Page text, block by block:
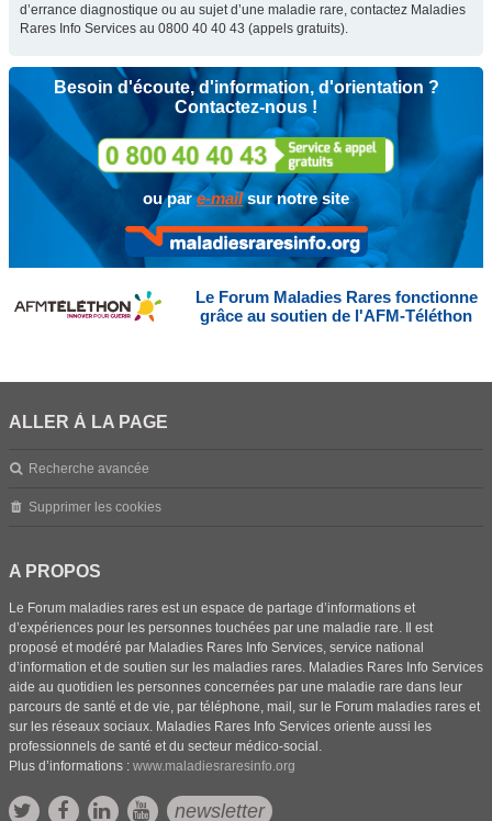
d’errance diagnostique ou au sujet d’une maladie rare, contactez Maladies
Rares Info Services au 0800 40 40 43 (appels gratuits).
Besoin d'écoute, d'information, d'orientation ?
Contactez-nous !
ou pare-mailsur notre site
Le Forum Maladies Rares fonctionne
grâce au soutien de l'AFM-Téléthon
ALLER À LA PAGE
Recherche avancée
Supprimer les cookies
A PROPOS
Le Forum maladies rares est un espace de partage d’informations et
d’expériences pour les personnes touchées par une maladie rare. Il est
proposé et modéré par Maladies Rares Info Services, service national
d’information et de soutien sur les maladies rares. Maladies Rares Info Services
aide au quotidien les personnes concernées par une maladie rare dans leur
parcours de santé et de vie, par téléphone, mail, sur le Forum maladies rares et
sur les réseaux sociaux. Maladies Rares Info Services oriente aussi les
professionnels de santé et du secteur médico-social.
Plus d’informations : www.maladiesraresinfo.org
newsletter